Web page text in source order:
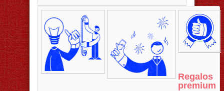
Regalos
premium